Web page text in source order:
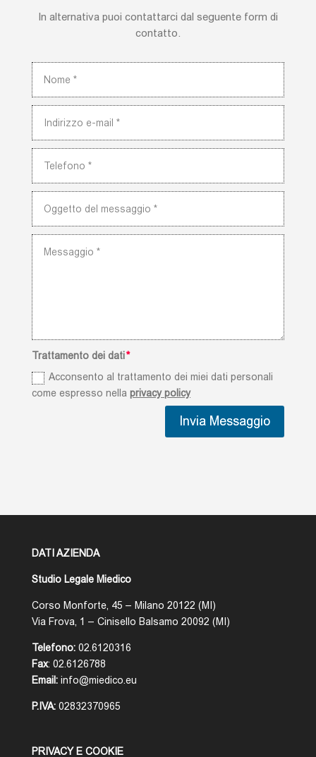
In alternativa puoi contattarci dal seguente form di
contatto.
Trattamento dei dati
Acconsento al trattamento dei miei dati personali
come espresso nellaprivacy policy
Invia Messaggio
DATI AZIENDA
Studio Legale Miedico
Corso Monforte, 45 – Milano 20122 (MI)
Via Frova, 1 – Cinisello Balsamo 20092 (MI)
Telefono:02.6120316
Fax: 02.6126788
Email:info@miedico.eu
P.IVA:02832370965
PRIVACY E COOKIE